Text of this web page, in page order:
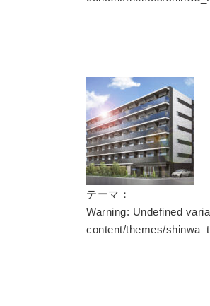
テーマ：
Warning: Undefined
content/themes/